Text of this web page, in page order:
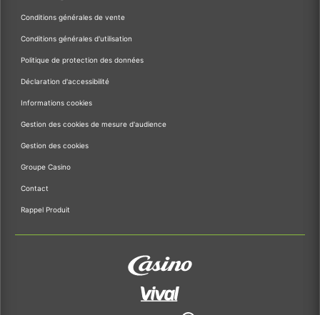
Conditions générales de vente
Conditions générales d'utilisation
Politique de protection des données
Déclaration d'accessibilité
Informations cookies
Gestion des cookies de mesure d'audience
Gestion des cookies
Groupe Casino
Contact
Rappel Produit